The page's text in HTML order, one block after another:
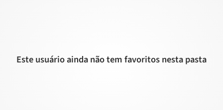
Este usuário ainda não tem favoritos nesta pasta